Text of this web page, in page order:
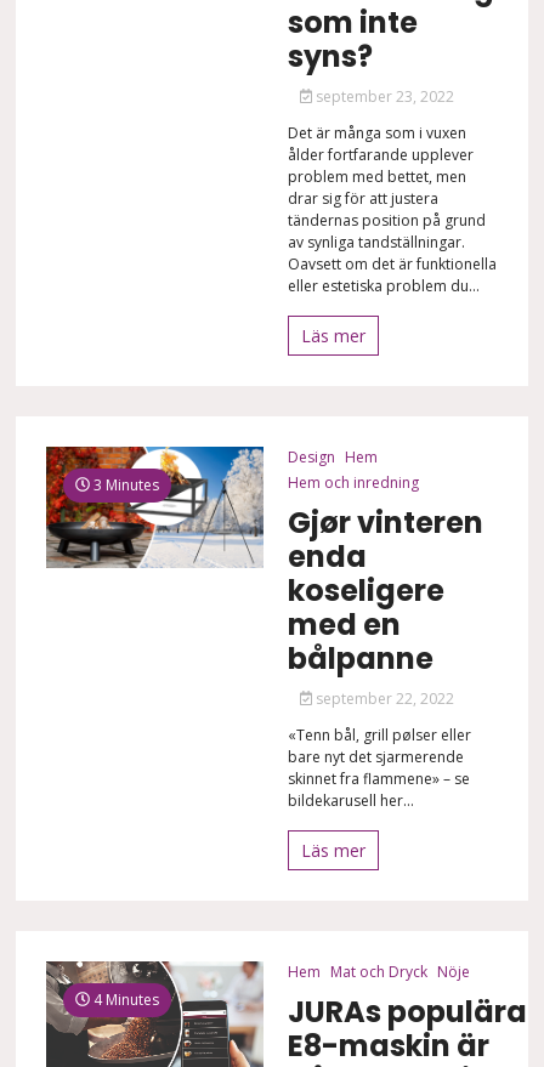
som inte
syns?
september 23, 2022
Det är många som i vuxen
ålder fortfarande upplever
problem med bettet, men
drar sig för att justera
tändernas position på grund
av synliga tandställningar.
Oavsett om det är funktionella
eller estetiska problem du...
Läs mer
3 Minutes
Design Hem
Hem och inredning
Gjør vinteren
enda
koseligere
med en
bålpanne
september 22, 2022
«Tenn bål, grill pølser eller
bare nyt det sjarmerende
skinnet fra flammene» – se
bildekarusell her...
Läs mer
4 Minutes
Hem Mat och Dryck Nöje
JURAs populära
E8-maskin är